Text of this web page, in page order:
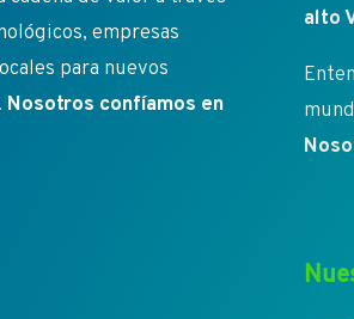
empresas
para nuevos
Nosotros confíamos en
alto